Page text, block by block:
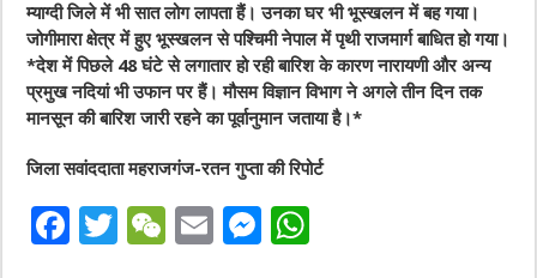
म्याग्दी जिले में भी सात लोग लापता हैं। उनका घर भी भूस्खलन में बह गया।
जोगीमारा क्षेत्र में हुए भूस्खलन से पश्चिमी नेपाल में पृथी राजमार्ग बाधित हो गया।
*देश में पिछले 48 घंटे से लगातार हो रही बारिश के कारण नारायणी और अन्य
प्रमुख नदियां भी उफान पर हैं। मौसम विज्ञान विभाग ने अगले तीन दिन तक
मानसून की बारिश जारी रहने का पूर्वानुमान जताया है।*
जिला सवांददाता महराजगंज-रतन गुप्ता की रिपोर्ट
F
T
W E
M